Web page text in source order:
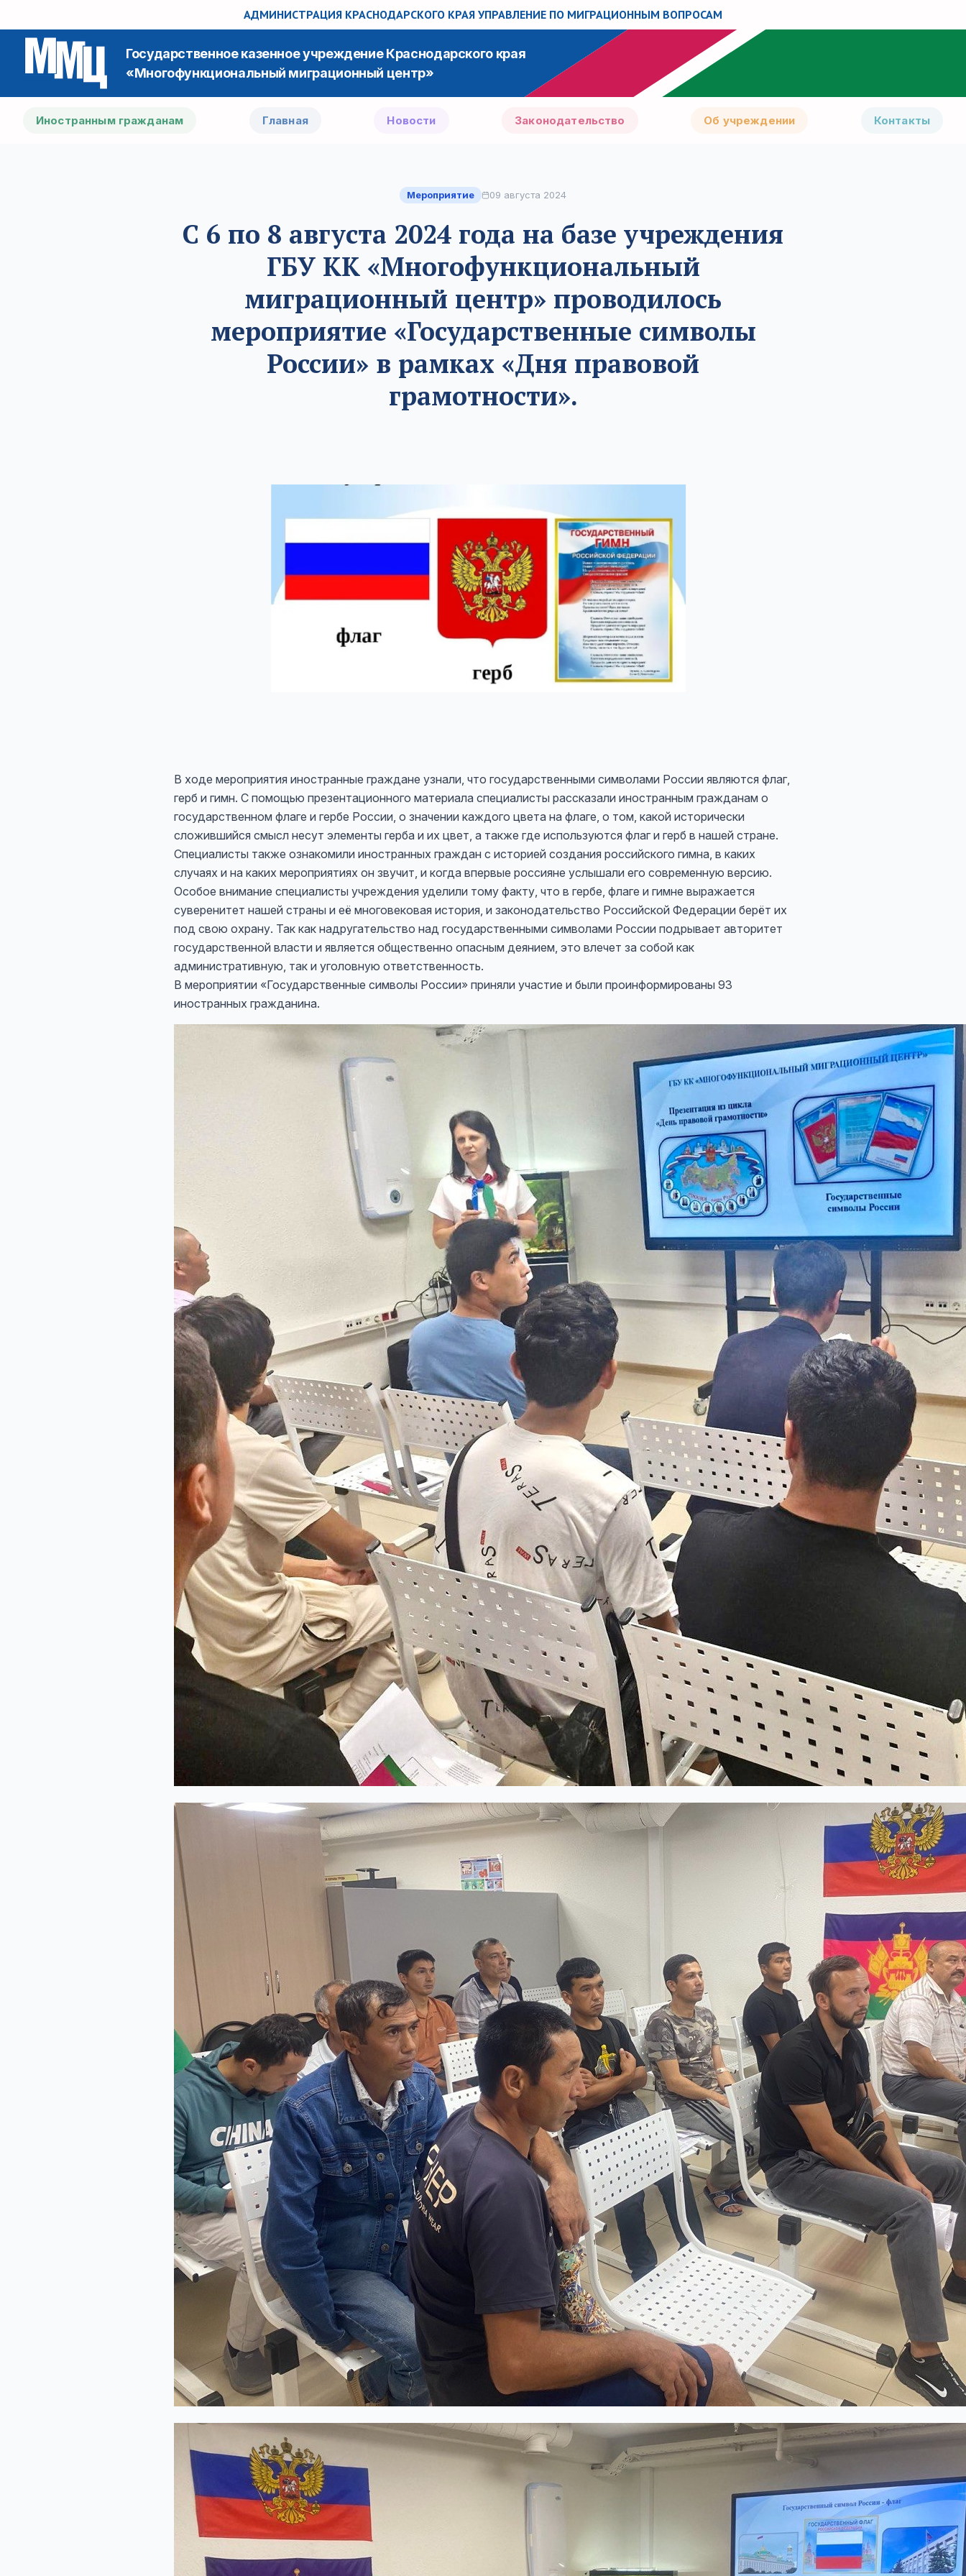
АДМИНИСТРАЦИЯ КРАСНОДАРСКОГО КРАЯ УПРАВЛЕНИЕ ПО МИГРАЦИОННЫМ ВОПРОСАМ
Государственное казенное учреждение Краснодарского края
«Многофункциональный миграционный центр»
Иностранным гражданам Главная Новости Законодательство Об учреждении Контакты
Мероприятие 09 августа 2024
С 6 по 8 августа 2024 года на базе учреждения
ГБУ КК «Многофункциональный
миграционный центр» проводилось
мероприятие «Государственные символы
России» в рамках «Дня правовой
грамотности».
В ходе мероприятия иностранные граждане узнали, что государственными символами России являются флаг,
герб и гимн. С помощью презентационного материала специалисты рассказали иностранным гражданам о
государственном флаге и гербе России, о значении каждого цвета на флаге, о том, какой исторически
сложившийся смысл несут элементы герба и их цвет, а также где используются флаг и герб в нашей стране.
Специалисты также ознакомили иностранных граждан с историей создания российского гимна, в каких
случаях и на каких мероприятиях он звучит, и когда впервые россияне услышали его современную версию.
Особое внимание специалисты учреждения уделили тому факту, что в гербе, флаге и гимне выражается
суверенитет нашей страны и её многовековая история, и законодательство Российской Федерации берёт их
под свою охрану. Так как надругательство над государственными символами России подрывает авторитет
государственной власти и является общественно опасным деянием, это влечет за собой как
административную, так и уголовную ответственность.
В мероприятии «Государственные символы России» приняли участие и были проинформированы 93
иностранных гражданина.